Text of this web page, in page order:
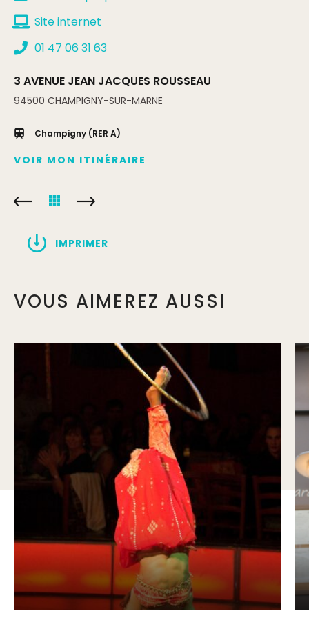
Site internet
01 47 06 31 63
3 AVENUE JEAN JACQUES ROUSSEAU
94500 CHAMPIGNY-SUR-MARNE
Champigny (RER A)
VOIR MON ITINÉRAIRE
IMPRIMER
VOUS AIMEREZ AUSSI